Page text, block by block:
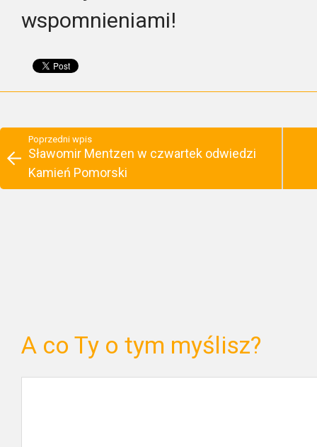
wspomnieniami!
Poprzedni wpis
Sławomir Mentzen w czwartek odwiedzi
Kamień Pomorski
A co Ty o tym myślisz?